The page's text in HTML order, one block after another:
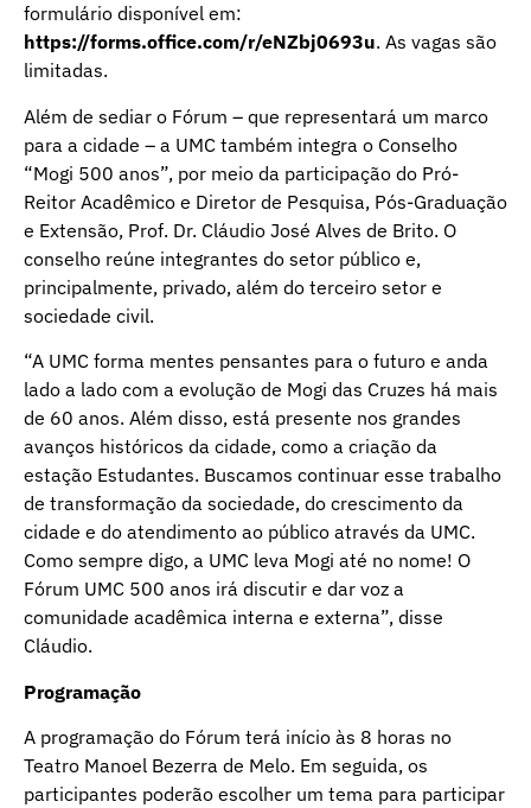
formulário disponível em:
https://forms.office.com/r/eNZbj0693u. As vagas são
limitadas.
Além de sediar o Fórum – que representará um marco
para a cidade – a UMC também integra o Conselho
“Mogi 500 anos”, por meio da participação do Pró-
Reitor Acadêmico e Diretor de Pesquisa, Pós-Graduação
e Extensão, Prof. Dr. Cláudio José Alves de Brito. O
conselho reúne integrantes do setor público e,
principalmente, privado, além do terceiro setor e
sociedade civil.
“A UMC forma mentes pensantes para o futuro e anda
lado a lado com a evolução de Mogi das Cruzes há mais
de 60 anos. Além disso, está presente nos grandes
avanços históricos da cidade, como a criação da
estação Estudantes. Buscamos continuar esse trabalho
de transformação da sociedade, do crescimento da
cidade e do atendimento ao público através da UMC.
Como sempre digo, a UMC leva Mogi até no nome! O
Fórum UMC 500 anos irá discutir e dar voz a
comunidade acadêmica interna e externa”, disse
Cláudio.
Programação
A programação do Fórum terá início às 8 horas no
Teatro Manoel Bezerra de Melo. Em seguida, os
participantes poderão escolher um tema para participar